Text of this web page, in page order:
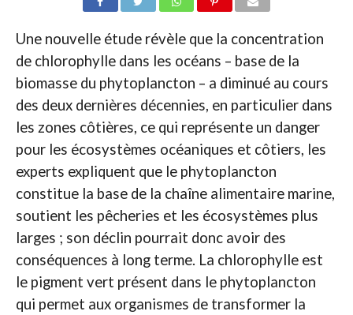
Une nouvelle étude révèle que la concentration
de chlorophylle dans les océans – base de la
biomasse du phytoplancton – a diminué au cours
des deux dernières décennies, en particulier dans
les zones côtières, ce qui représente un danger
pour les écosystèmes océaniques et côtiers, les
experts expliquent que le phytoplancton
constitue la base de la chaîne alimentaire marine,
soutient les pêcheries et les écosystèmes plus
larges ; son déclin pourrait donc avoir des
conséquences à long terme. La chlorophylle est
le pigment vert présent dans le phytoplancton
qui permet aux organismes de transformer la